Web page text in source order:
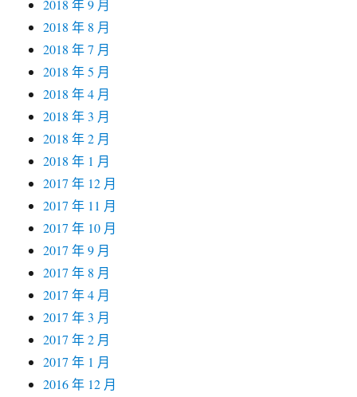
2018 年 9 月
2018 年 8 月
2018 年 7 月
2018 年 5 月
2018 年 4 月
2018 年 3 月
2018 年 2 月
2018 年 1 月
2017 年 12 月
2017 年 11 月
2017 年 10 月
2017 年 9 月
2017 年 8 月
2017 年 4 月
2017 年 3 月
2017 年 2 月
2017 年 1 月
2016 年 12 月